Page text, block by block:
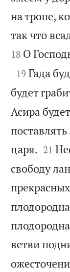
на тропе,
так что
18 О

19 Гада
будет
Асира
царя. 

21
свободу
ветви